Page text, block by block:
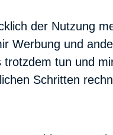
der Nutzung
Werbung und
tun und
Schritten